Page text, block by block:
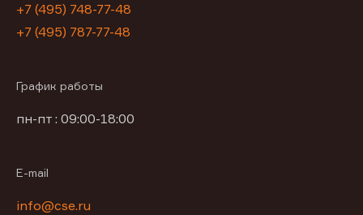
+7 (495) 748-77-48
+7 (495) 787-77-48
График работы
пн-пт : 09:00-18:00
E-mail
info@cse.ru